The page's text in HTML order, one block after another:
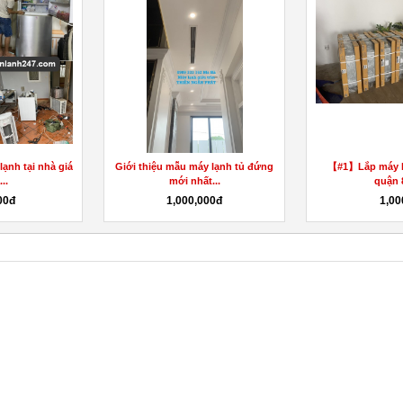
Dương Minh
Nhận lắp máy lạnh giấu trần Biên
Hòa |...
1,000đ
【#1】Máy
Bình